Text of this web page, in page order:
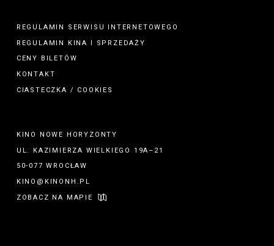
REGULAMIN SERWISU INTERNETOWEGO
REGULAMIN KINA I
SPRZEDAŻY
CENY BILETÓW
KONTAKT
CIASTECZKA / COOKIES
KINO NOWE HORYZONTY
UL. KAZIMIERZA WIELKIEGO 19A–21
50-077 WROCŁAW
KINO@KINONH.PL
ZOBACZ NA MAPIE